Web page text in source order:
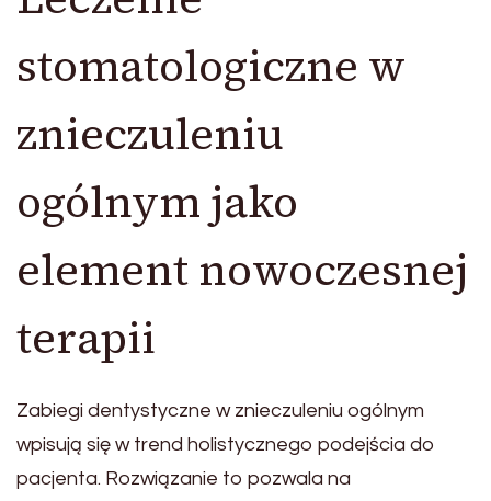
stomatologiczne w
znieczuleniu
ogólnym jako
element nowoczesnej
terapii
Zabiegi dentystyczne w znieczuleniu ogólnym
wpisują się w trend holistycznego podejścia do
pacjenta. Rozwiązanie to pozwala na